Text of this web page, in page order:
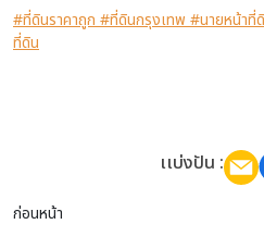
#ที่ดินราคาถูก #ที่ดินกรุงเทพ #นายหน้าที่
ที่ดิน
เเบ่งปัน :
ก่อนหน้า